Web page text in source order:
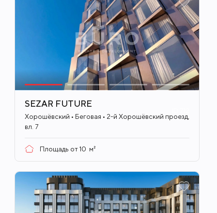
SEZAR FUTURE
Хорошёвский • Беговая • 2-й Хорошёвский проезд,
вл. 7
Площадь от10 м²